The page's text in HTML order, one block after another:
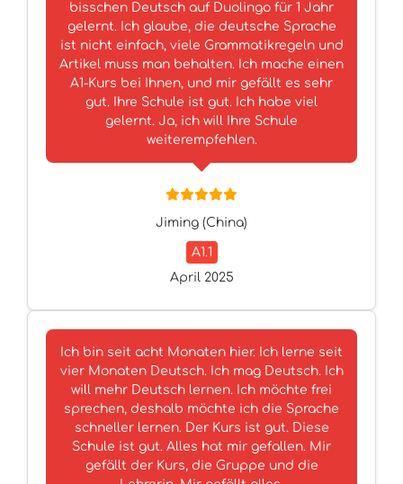
bisschen Deutsch auf Duolingo für 1 Jahr
gelernt. Ich glaube, die deutsche Sprache
ist nicht einfach, viele Grammatikregeln und
Artikel muss man behalten. Ich mache einen
A1-Kurs bei Ihnen, und mir gefällt es sehr
gut. Ihre Schule ist gut. Ich habe viel
gelernt. Ja, ich will Ihre Schule
weiterempfehlen.
Jiming (China)
A1.1
April 2025
Ich bin seit acht Monaten hier. Ich lerne seit
vier Monaten Deutsch. Ich mag Deutsch. Ich
will mehr Deutsch lernen. Ich möchte frei
sprechen, deshalb möchte ich die Sprache
schneller lernen. Der Kurs ist gut. Diese
Schule ist gut. Alles hat mir gefallen. Mir
gefällt der Kurs, die Gruppe und die